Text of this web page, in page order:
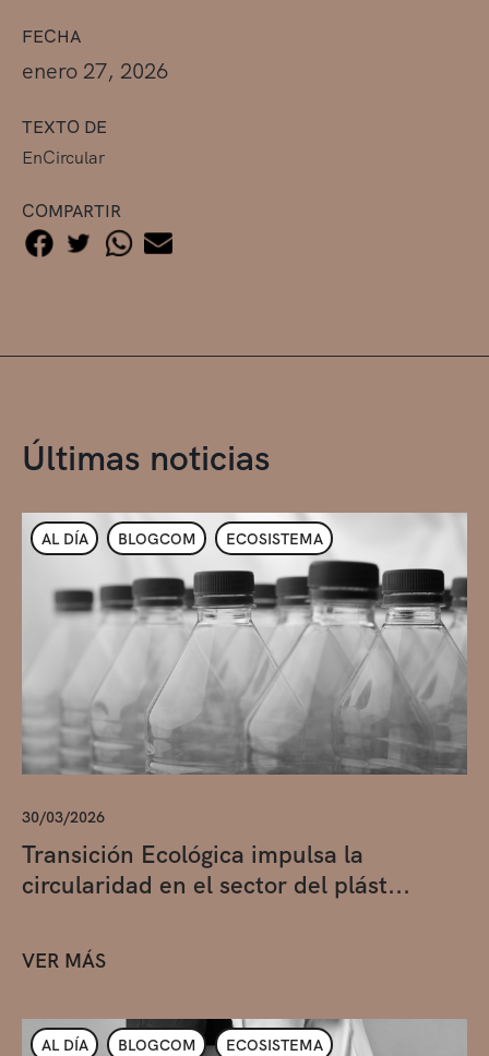
FECHA
enero 27, 2026
TEXTO DE
EnCircular
COMPARTIR
Últimas noticias
AL DÍA BLOGCOM ECOSISTEMA
30/03/2026
Transición Ecológica impulsa la
circularidad en el sector del plást...
VER MÁS
AL DÍA BLOGCOM ECOSISTEMA